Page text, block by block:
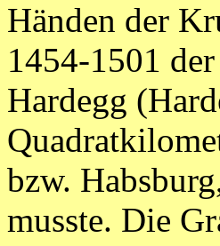
Händen der
1454-1501
Hardegg
bzw.
musste. Die